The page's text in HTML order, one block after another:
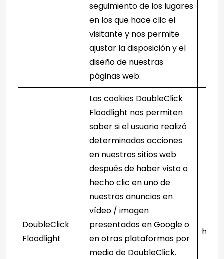
seguimiento de los lugares
en los que hace clic el
visitante y nos permite
ajustar la disposición y el
diseño de nuestras
páginas web.
DoubleClick
Floodlight
Las cookies DoubleClick
Floodlight nos permiten
saber si el usuario realizó
determinadas acciones
en nuestros sitios web
después de haber visto o
hecho clic en uno de
nuestros anuncios en
vídeo / imagen
presentados en Google o
en otras plataformas por
medio de DoubleClick.